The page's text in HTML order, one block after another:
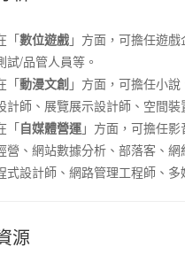
「數位遊戲 」方面，可擔任遊
試/品管人員等。
「動漫文創 」方面，可擔任小
計師、展覽展示設計師、空間
「自媒體營運 」方面，可擔任
營、網站數據分析、部落客、
式設計師、網路管理工程師、多
源